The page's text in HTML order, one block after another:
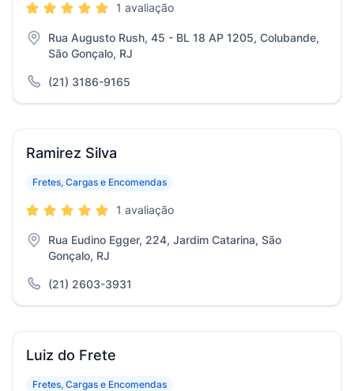
1 avaliação
Rua Augusto Rush, 45 - BL 18 AP 1205, Colubande,
São Gonçalo, RJ
(21) 3186-9165
Ramirez Silva
Fretes, Cargas e Encomendas
1 avaliação
Rua Eudino Egger, 224, Jardim Catarina, São
Gonçalo, RJ
(21) 2603-3931
Luiz do Frete
Fretes, Cargas e Encomendas